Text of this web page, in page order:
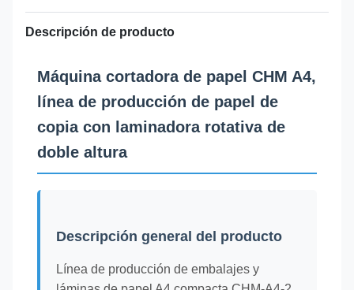
Descripción de producto
Máquina cortadora de papel CHM A4,
línea de producción de papel de
copia con laminadora rotativa de
doble altura
Descripción general del producto
Línea de producción de embalajes y